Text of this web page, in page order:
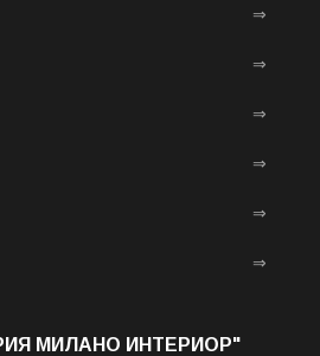
⇒
⇒
⇒
⇒
⇒
⇒
МИЛАНО ИНТЕРИОР"